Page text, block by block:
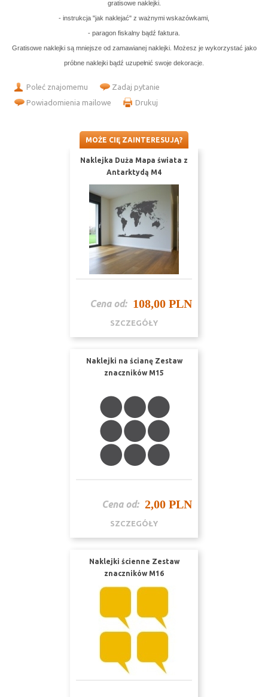
gratisowe naklejki.
- instrukcja "jak naklejać" z ważnymi wskazówkami,
- paragon fiskalny bądź faktura.
Gratisowe naklejki są mniejsze od zamawianej naklejki. Możesz je wykorzystać jako
próbne naklejki bądź uzupełnić swoje dekoracje.
Poleć znajomemu
Zadaj pytanie
Powiadomienia mailowe
Drukuj
MOŻE CIĘ ZAINTERESUJĄ?
Naklejka Duża Mapa świata z
Antarktydą M4
Cena od: 108,00 PLN
SZCZEGÓŁY
Naklejki na ścianę Zestaw
znaczników M15
Cena od: 2,00 PLN
SZCZEGÓŁY
Naklejki ścienne Zestaw
znaczników M16